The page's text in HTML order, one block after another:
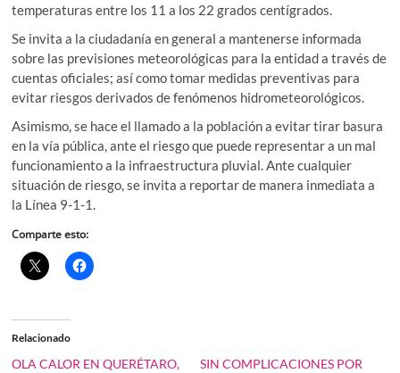
temperaturas entre los 11 a los 22 grados centígrados.
Se invita a la ciudadanía en general a mantenerse informada
sobre las previsiones meteorológicas para la entidad a través de
cuentas oficiales; así como tomar medidas preventivas para
evitar riesgos derivados de fenómenos hidrometeorológicos.
Asimismo, se hace el llamado a la población a evitar tirar basura
en la vía pública, ante el riesgo que puede representar a un mal
funcionamiento a la infraestructura pluvial. Ante cualquier
situación de riesgo, se invita a reportar de manera inmediata a
la Línea 9-1-1.
Comparte esto:
Relacionado
OLA CALOR EN QUERÉTARO,
SIN COMPLICACIONES POR